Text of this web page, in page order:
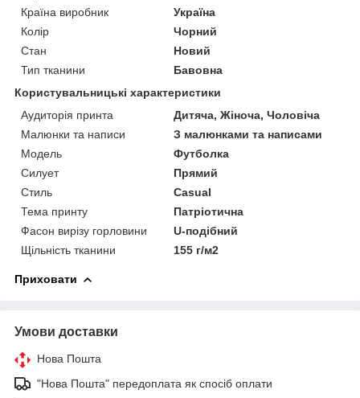
Країна виробник
Україна
Колір
Чорний
Стан
Новий
Тип тканини
Бавовна
Користувальницькі характеристики
Аудиторія принта
Дитяча, Жіноча, Чоловіча
Малюнки та написи
З малюнками та написами
Мoдель
Футболка
Силует
Прямий
Стиль
Casual
Тема принту
Патріотична
Фасон вирізу горловини
U-подібний
Щільність тканини
155 г/м2
Приховати
Умови доставки
Нова Пошта
"Нова Пошта" передоплата як спосіб оплати